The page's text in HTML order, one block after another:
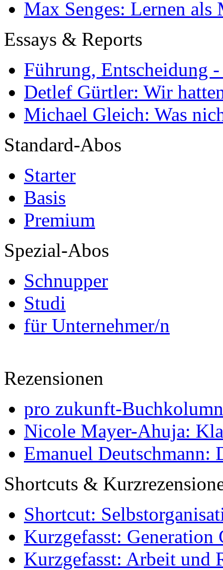
Max Senges: Lernen als
Essays & Reports
Führung, Entscheidung
Detlef Gürtler: Wir
Michael Gleich: Was
Standard-Abos
Starter
Basis
Premium
Spezial-Abos
Schnupper
Studi
für Unternehmer/n
Rezensionen
pro zukunft-
Nicole Mayer-Ahuja:
Emanuel Deutschmann:
Shortcuts &
Shortcut:
Kurzgefasst: Generation
Kurzgefasst: Arbeit und